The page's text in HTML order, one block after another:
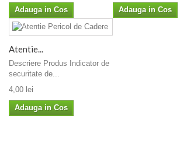
Adauga in Cos Adauga in Cos
Atentie...
Descriere Produs Indicator de
securitate de...
4,00 lei
Adauga in Cos